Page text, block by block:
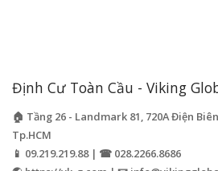
Định Cư Toàn Cầu - Viking
🏠 Tầng 26 - Landmark 81, 720A Điện
Tp.HCM
📱 09.219.219.88 | ☎ 028.2266.8686